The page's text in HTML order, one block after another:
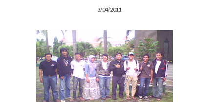
3/04/2011